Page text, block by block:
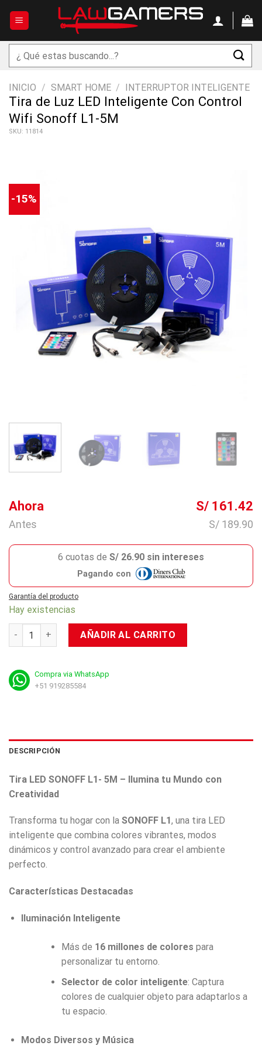
Buscar
por:
INICIO / SMART HOME / INTERRUPTOR INTELIGENTE
Tira de Luz LED Inteligente Con Control
Wifi Sonoff L1-5M
SKU: 11814
-15%
Ahora S/ 161.42
Antes S/ 189.90
6 cuotas de S/ 26.90 sin intereses
Pagando con
Garantía del producto
Hay existencias
Tira de Luz LED Inteligente Con Control Wifi Sonoff L1-5M
AÑADIR AL CARRITO
Compra via WhatsApp
+51 919285584
DESCRIPCIÓN
Tira LED SONOFF L1- 5M – Ilumina tu Mundo con
Creatividad
Transforma tu hogar con la SONOFF L1, una tira LED
inteligente que combina colores vibrantes, modos
dinámicos y control avanzado para crear el ambiente
perfecto.
Características Destacadas
Iluminación Inteligente
Más de 16 millones de colores para
personalizar tu entorno.
Selector de color inteligente: Captura
colores de cualquier objeto para adaptarlos a
tu espacio.
Modos Diversos y Música